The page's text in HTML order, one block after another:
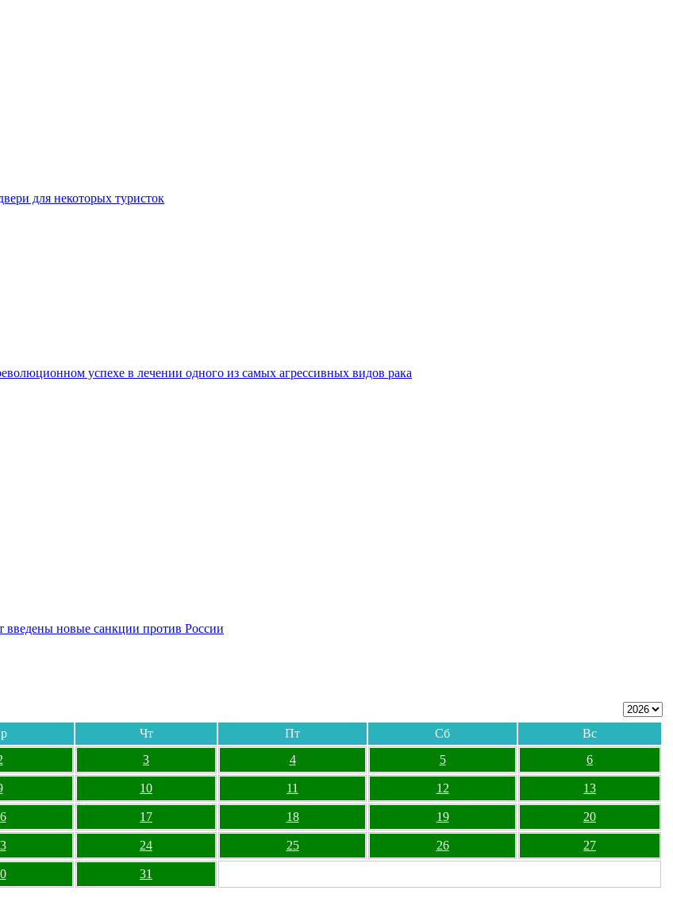
для некоторых туристок
успехе в лечении одного из самых агрессивных видов рака
введены новые санкции против России
Чт Пт Сб
Вс
3 4 5 6
10 11 12 13
17 18 19 20
24 25 26 27
31